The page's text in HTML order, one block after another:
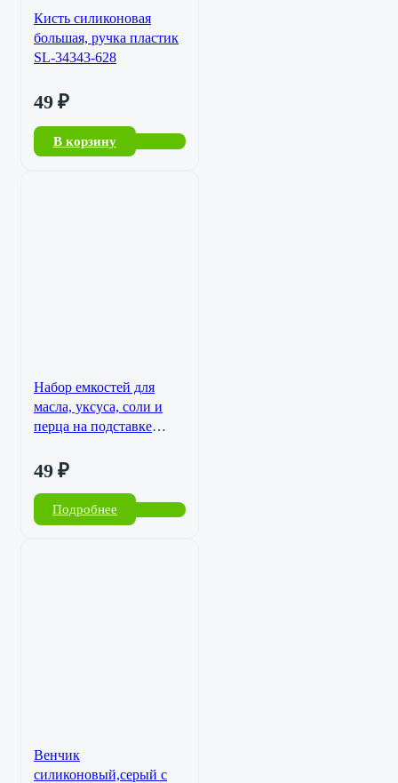
Кисть силиконовая
большая, ручка пластик
SL-34343-628
49 ₽
В корзину
Набор емкостей для
масла, уксуса, соли и
перца на подставке
49 ₽
Подробнее
Венчик
силиконовый,серый с